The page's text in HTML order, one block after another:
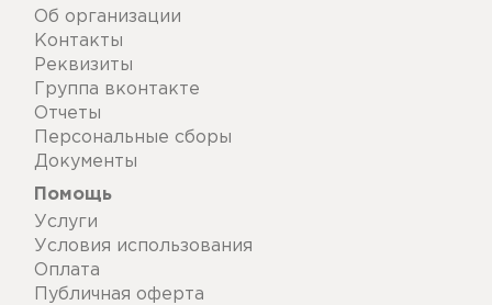
Об организации
Контакты
Реквизиты
Группа вконтакте
Отчеты
Персональные сборы
Документы
Помощь
Услуги
Условия использования
Оплата
Публичная оферта